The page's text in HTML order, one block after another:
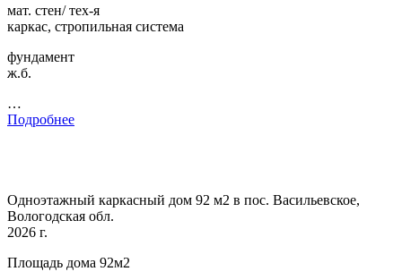
мат. стен/ тех-я
каркас, стропильная система
фундамент
ж.б.
…
Подробнее
Одноэтажный каркасный дом 92 м2 в пос. Васильевское,
Вологодская обл.
2026 г.
Площадь дома 92м2